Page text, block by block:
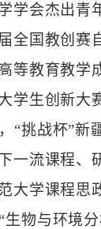
学会杰出青
全国教创赛
等教育教学
学生创新大
“挑战杯”新
一流课程、
大学课程思
生物与环境